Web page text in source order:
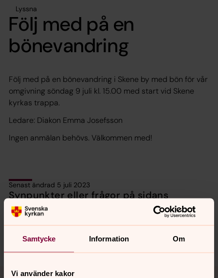
Samtycke Information Om
Vi använder kakor
Lyssna
Följ med på en
bönevandring
Följ med på en bönevandring i Skene by med bön för vår
omgivning söndag 9 juli kl. 15.00 med start vid Skene
kyrkas trappa.
Ledare: Diakon Emma Josefsson
Ingen anmälan behövs. Välkommen med!
Senast ändrad 5 juli 2023
Synpunkter eller frågor på sidans
innehåll?
orbyskeneforsamling@svenskakyrkan.se
Dela
Tillbaka till toppen
Tillbaka till innehållet